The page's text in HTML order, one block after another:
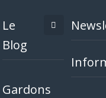
Le
Blog
Gardons